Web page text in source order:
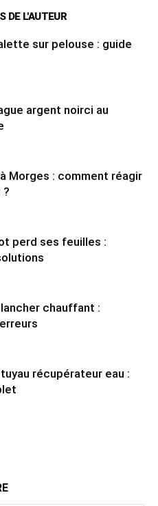
DE L'AUTEUR
sur pelouse : guide
argent noirci au
à Morges : comment réagir
?
perd ses feuilles :
chauffant :
récupérateur eau :